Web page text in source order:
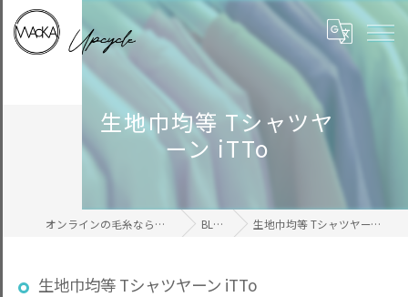
生地巾均等 Tシャツヤ
ーン iTTo
オンラインの毛糸ならWAcKA BLOG 生地巾均等 Tシャツヤーン iTTo
生地巾均等 Tシャツヤーン iTTo